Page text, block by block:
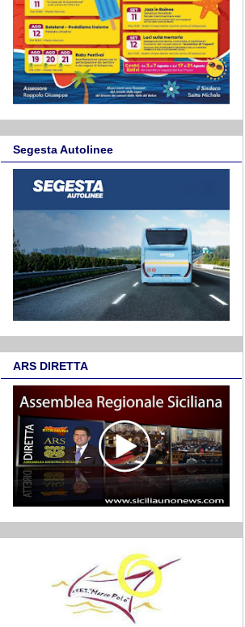
Segesta Autolinee
ARS DIRETTA